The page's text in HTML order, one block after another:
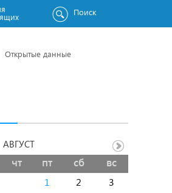
Поиск
Открытые данные
чт пт сб вс
1 2
3
АВГУСТ